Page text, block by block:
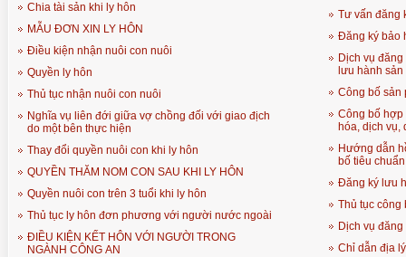
Chia tài sản khi ly hôn
MẪU ĐƠN XIN LY HÔN
Điều kiện nhận nuôi con nuôi
Quyền ly hôn
Thủ tục nhận nuôi con nuôi
Nghĩa vụ liên đới giữa vợ chồng đối với giao địch
do một bên thực hiện
Thay đổi quyền nuôi con khi ly hôn
QUYỀN THĂM NOM CON SAU KHI LY HÔN
Quyền nuôi con trên 3 tuổi khi ly hôn
Thủ tục ly hôn đơn phương với người nước ngoài
ĐIỀU KIỆN KẾT HÔN VỚI NGƯỜI TRONG
NGÀNH CÔNG AN
Tư vấn đăng
Đăng ký bảo
Dịch vụ
lưu hành sản
Công bố sản
Công bố hợp
hóa, dịch vụ,
Hướng dẫn
bố tiêu
Đăng ký lưu
Thủ tục công
Dịch vụ
Chỉ dẫn địa